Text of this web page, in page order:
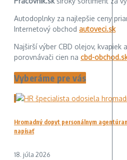
Autodoplnky za najlepšie ceny
Internetový obchod autoveci.sk
Najširší výber CBD olejov, kvapiek
porovnávači cien na cbd-
Vyberáme pre vás
1
Hromadný dopyt personálnym
napísať
18. júla 2026